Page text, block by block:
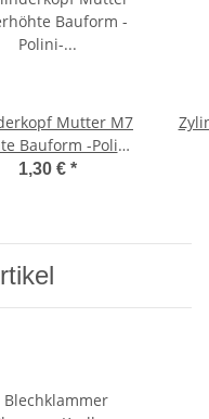
Mutter M7
Bauform -Polini-
Bravo, Vespa SI
1,30 € *